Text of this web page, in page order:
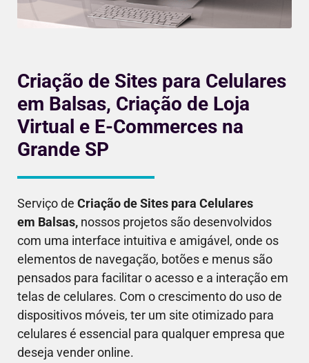
Criação de Sites para Celulares
em Balsas, Criação de Loja
Virtual e E-Commerces na
Grande SP
Serviço de Criação de Sites para Celulares
em Balsas, nossos projetos são desenvolvidos
com uma interface intuitiva e amigável, onde os
elementos de navegação, botões e menus são
pensados para facilitar o acesso e a interação em
telas de celulares. Com o crescimento do uso de
dispositivos móveis, ter um site otimizado para
celulares é essencial para qualquer empresa que
deseja vender online.